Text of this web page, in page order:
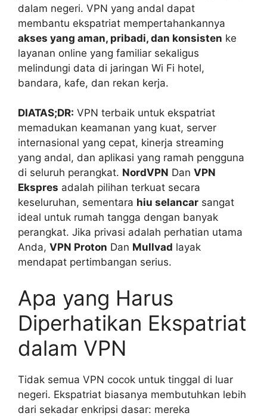
dalam negeri. VPN yang andal dapat
membantu ekspatriat mempertahankannya
akses yang aman, pribadi, dan konsisten ke
layanan online yang familiar sekaligus
melindungi data di jaringan Wi Fi hotel,
bandara, kafe, dan rekan kerja.
DIATAS;DR: VPN terbaik untuk ekspatriat
memadukan keamanan yang kuat, server
internasional yang cepat, kinerja streaming
yang andal, dan aplikasi yang ramah pengguna
di seluruh perangkat. NordVPN Dan VPN
Ekspres adalah pilihan terkuat secara
keseluruhan, sementara hiu selancar sangat
ideal untuk rumah tangga dengan banyak
perangkat. Jika privasi adalah perhatian utama
Anda, VPN Proton Dan Mullvad layak
mendapat pertimbangan serius.
Apa yang Harus
Diperhatikan Ekspatriat
dalam VPN
Tidak semua VPN cocok untuk tinggal di luar
negeri. Ekspatriat biasanya membutuhkan lebih
dari sekadar enkripsi dasar: mereka